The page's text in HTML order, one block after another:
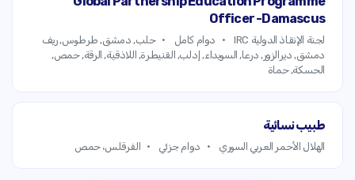
Officer -Damascus
لجنة الإنقاذ الدولية IRC دوام كامل
حلب, دمشق, طرطوس, ريف
دمشق, ديرالزور, درعا, السويداء, إدلب, القنيطرة, اللاذقية, الرقة, حمص,
الحسكة, حماة
طبيب نسائية
الهلال الأحمر العربي السوري دوام جزئي الفرقلس، حمص